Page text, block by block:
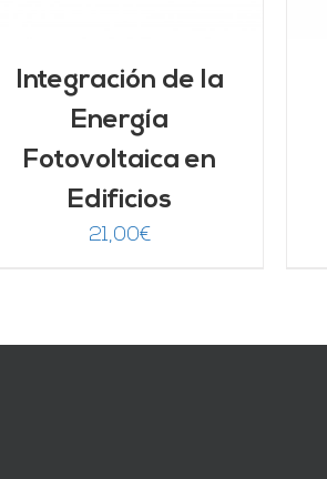
Integración de la
Energía
Fotovoltaica en
Edificios
21,00€